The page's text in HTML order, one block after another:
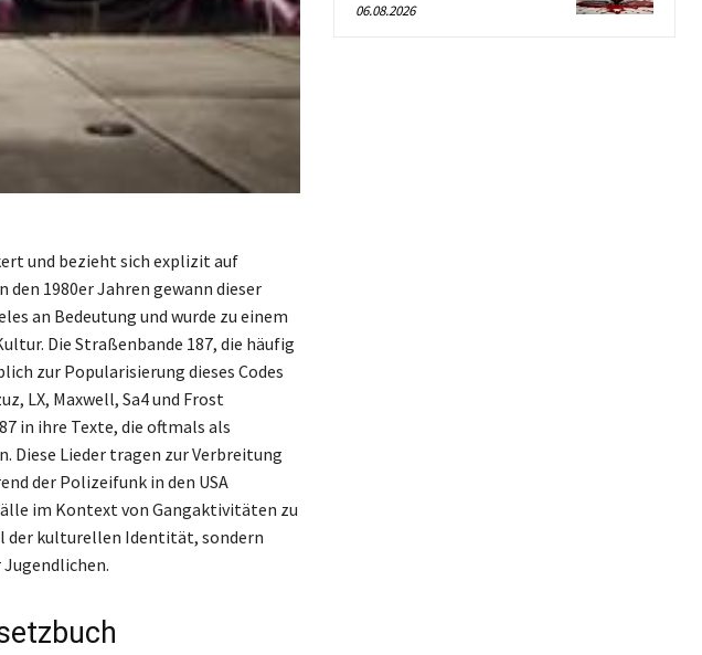
und bezieht sich explizit auf
1980er Jahren gewann dieser
an Bedeutung und wurde zu einem
Die Straßenbande 187, die häufig
zur Popularisierung dieses Codes
LX, Maxwell, Sa4 und Frost
in ihre Texte, die oftmals als
Diese Lieder tragen zur Verbreitung
der Polizeifunk in den USA
im Kontext von Gangaktivitäten zu
der kulturellen Identität, sondern
06.08.2026